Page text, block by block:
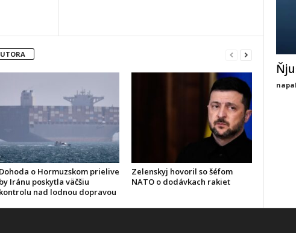
Dohoda o Hormuzskom prielive
by Iránu poskytla väčšiu
kontrolu nad lodnou dopravou
Zelenskyj hovoril so šéfom
NATO o dodávkach rakiet